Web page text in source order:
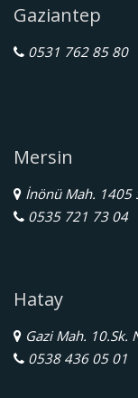
Gaziantep
0531 762 85 80
Mersin
İnönü Mah. 1405
0535 721 73 04
Hatay
Gazi Mah. 10.Sk.
0538 436 05 01